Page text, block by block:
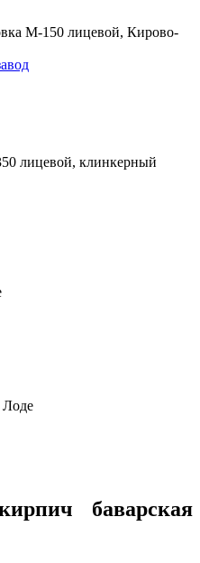
М-150 лицевой, Кирово-
лицевой, клинкерный
баварская